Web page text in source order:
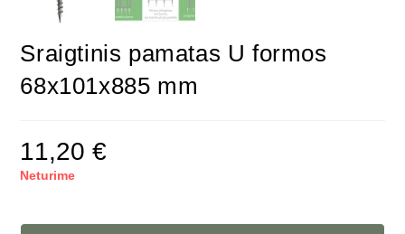
Sraigtinis pamatas U formos
68x101x885 mm
11,20€
Neturime